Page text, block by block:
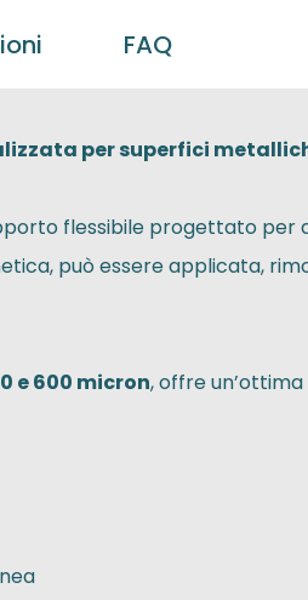
per superfici
flessibile progettato per
può essere applicata,
e 600 micron, offre
FAQ